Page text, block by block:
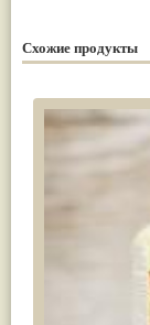
Схожие продукты